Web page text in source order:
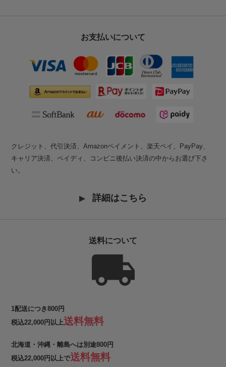
お支払いについて
クレジット、代引決済、Amazonペイメント、楽天ペイ、PayPay、
キャリア決済、ペイディ、コンビニ後払い決済の中からお選び下さ
い。
詳細はこちら
送料について
1配送につき800円
税込22,000円以上送料無料
北海道・沖縄・離島へは別途800円
税込22,000円以上で送料無料